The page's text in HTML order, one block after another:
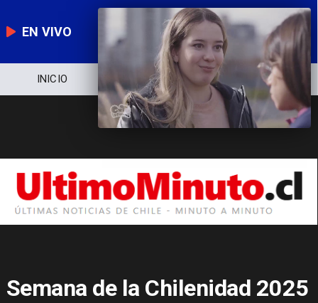
EN VIVO
NOTICIERO POLÍTICA ECONOMÍA
Semana de la Chilenidad 2025